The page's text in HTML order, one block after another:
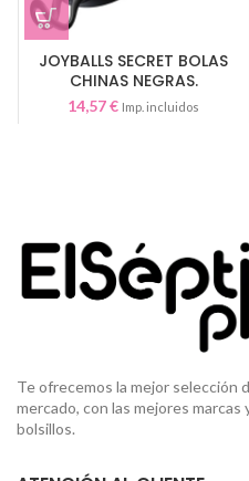
JOYBALLS SECRET BOLAS
CHINAS NEGRAS.
14,57€ Imp. incluidos
Te ofrecemos la mejor selección
mercado, con las mejores
bolsillos.